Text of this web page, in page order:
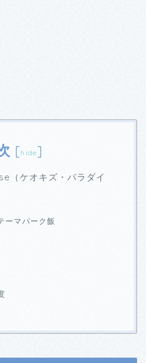
[hide]
（ケオキズ・パラダイ
ーマパーク飯